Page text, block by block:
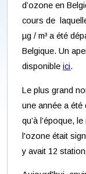
d’ozone en
cours de
µg / m³ a été
Belgique. Un
disponibleici.
Le plus grand
une année a été
qu’à l’époque,
l'ozone était
y avait 12